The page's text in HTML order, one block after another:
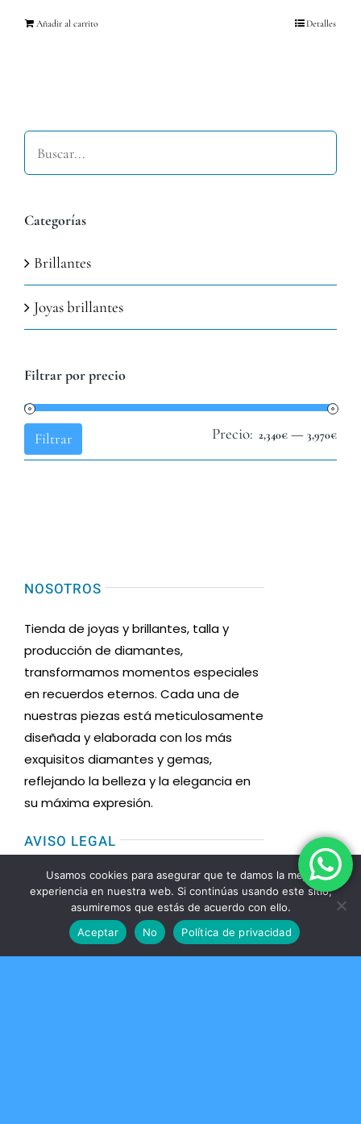
Añadir al carrito Detalles
Categorías
Brillantes
Joyas brillantes
Filtrar por precio
Filtrar Precio: 2,340€ — 3,970€
NOSOTROS
Tienda de joyas y brillantes, talla y
producción de diamantes,
transformamos momentos especiales
en recuerdos eternos. Cada una de
nuestras piezas está meticulosamente
diseñada y elaborada con los más
exquisitos diamantes y gemas,
reflejando la belleza y la elegancia en
su máxima expresión.
AVISO LEGAL
Toggle
Navigation
Condiciones de uso
Toggle
Usamos cookies para asegurar que te damos la mejor
experiencia en nuestra web. Si continúas usando este sitio,
asumiremos que estás de acuerdo con ello.
Aceptar
No Política de privacidad